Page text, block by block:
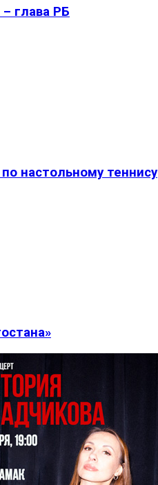
глава РБ
настольному теннису